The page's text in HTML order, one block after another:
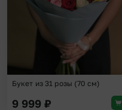
Букет из 31 розы (70 см)
9 999 ₽